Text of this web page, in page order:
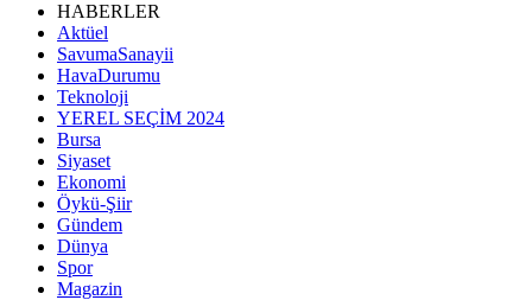
HABERLER
Aktüel
SavumaSanayii
HavaDurumu
Teknoloji
YEREL SEÇİM 2024
Bursa
Siyaset
Ekonomi
Öykü-Şiir
Gündem
Dünya
Spor
Magazin